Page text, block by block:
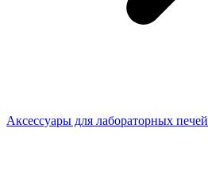
Аксессуары для лабораторных печей